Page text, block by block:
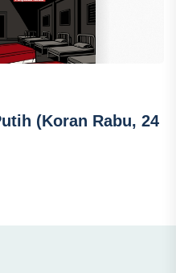
(Koran Rabu, 24